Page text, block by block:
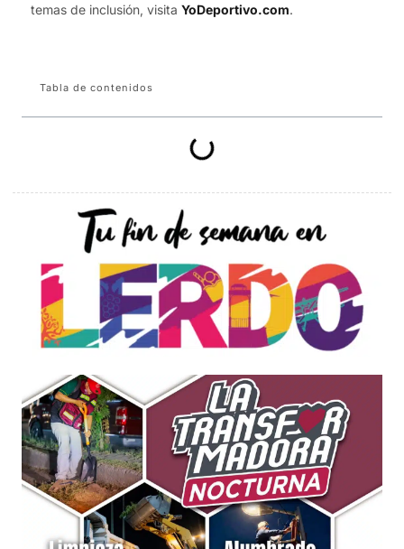
temas de inclusión, visita YoDeportivo.com.
Tabla de contenidos